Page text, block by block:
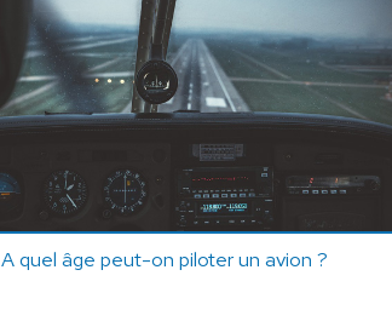
A quel âge peut-on piloter un avion ?